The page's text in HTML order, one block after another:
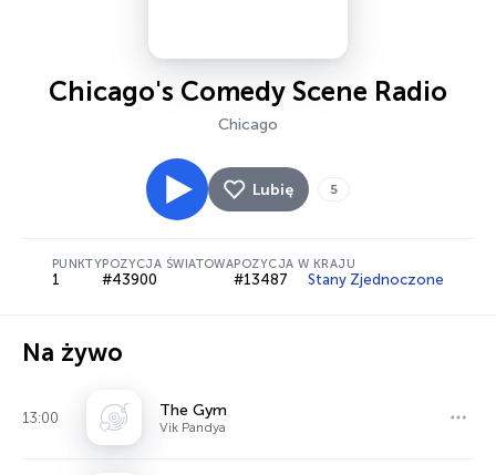
Chicago's Comedy Scene Radio
Chicago
Lubię 5
PUNKTY
1
POZYCJA ŚWIATOWA
#43900
POZYCJA W KRAJU
#13487 Stany Zjednoczone
Na żywo
13:00 The Gym
Vik Pandya